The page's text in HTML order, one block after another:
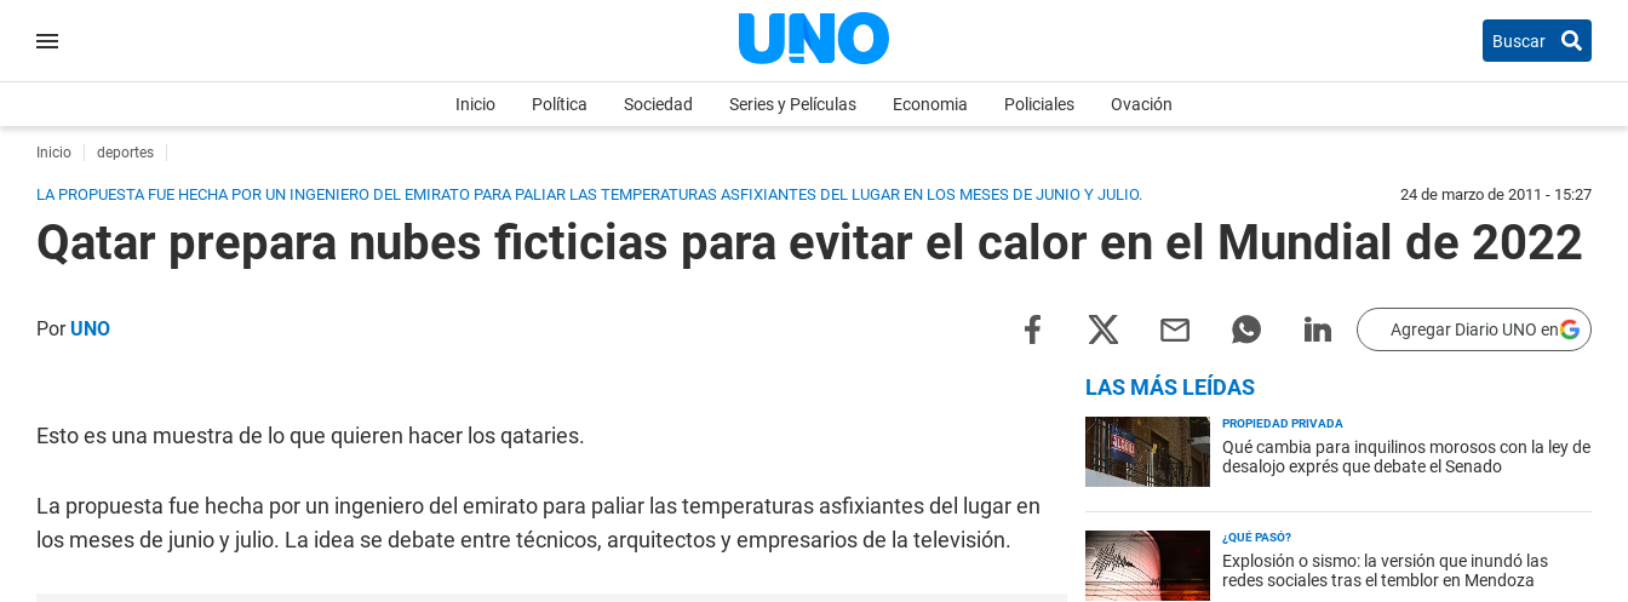
Buscar
Inicio Política Sociedad Series y Películas Economia Policiales Ovación
Inicio deportes
LA PROPUESTA FUE HECHA POR UN INGENIERO DEL EMIRATO PARA PALIAR LAS TEMPERATURAS ASFIXIANTES DEL LUGAR EN LOS MESES DE JUNIO Y JULIO. 24 de marzo de 2011 - 15:27
Qatar prepara nubes ficticias para evitar el calor en el Mundial de 2022
PorUNO Agregar Diario UNO en
Esto es una muestra de lo que quieren hacer los qataries.
La propuesta fue hecha por un ingeniero del emirato para paliar las temperaturas asfixiantes del lugar en
los meses de junio y julio. La idea se debate entre técnicos, arquitectos y empresarios de la televisión.
LAS MÁS LEÍDAS
PROPIEDAD PRIVADA
Qué cambia para inquilinos morosos con la ley de
desalojo exprés que debate el Senado
¿QUÉ PASÓ?
Explosión o sismo: la versión que inundó las
redes sociales tras el temblor en Mendoza